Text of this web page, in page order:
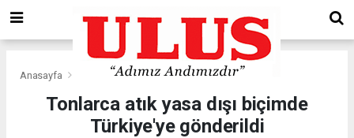
Anasayfa Gündem
Tonlarca atık yasa dışı biçimde
Türkiye'ye gönderildi